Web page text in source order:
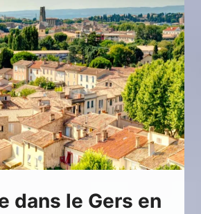
dans le Gers en